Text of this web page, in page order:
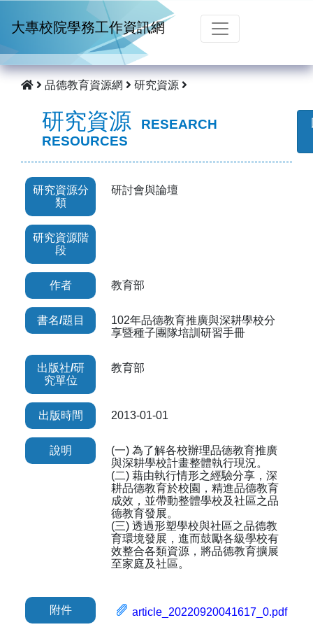
大專校院學務工作資訊網
品德教育資源網 研究資源
研究資源
RESEARCH
RESOURCES
研究資源分
類
研討會與論壇
研究資源階
段
作者 教育部
書名/題目
102年品德教育推廣與深耕學校分
享暨種子團隊培訓研習手冊
出版社/研
究單位
教育部
出版時間 2013-01-01
說明
(一) 為了解各校辦理品德教育推廣
與深耕學校計畫整體執行現況。
(二) 藉由執行情形之經驗分享，深
耕品德教育於校園，精進品德教育
成效，並帶動整體學校及社區之品
德教育發展。
(三) 透過形塑學校與社區之品德教
育環境發展，進而鼓勵各級學校有
效整合各類資源，將品德教育擴展
至家庭及社區。
附件 article_20220920041617_0.pdf